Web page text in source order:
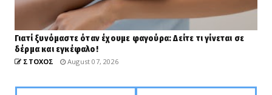
Γιατί ξυνόμαστε όταν έχουμε φαγούρα: Δείτε τι γίνεται σε
δέρμα και εγκέφαλο!
ΣΤΟΧΟΣ August 07, 2026